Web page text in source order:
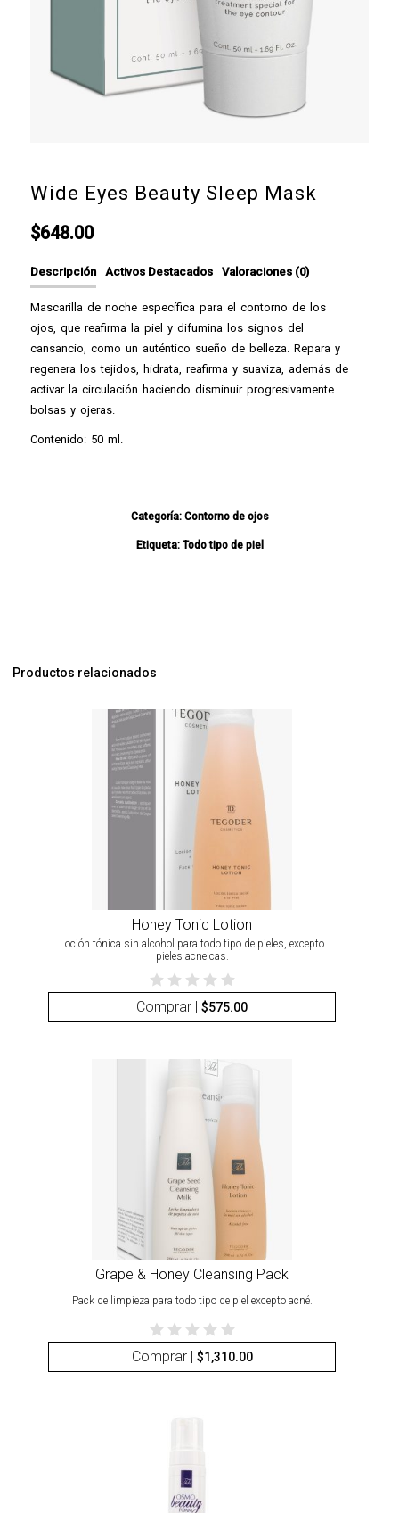
Wide Eyes Beauty Sleep Mask
$648.00
Descripción Activos Destacados Valoraciones (0)
Mascarilla de noche específica para el contorno de los
ojos, que reafirma la piel y difumina los signos del
cansancio, como un auténtico sueño de belleza. Repara y
regenera los tejidos, hidrata, reafirma y suaviza, además de
activar la circulación haciendo disminuir progresivamente
bolsas y ojeras.
Contenido: 50 ml.
Categoría: Contorno de ojos
Etiqueta: Todo tipo de piel
Productos relacionados
Honey Tonic Lotion
Loción tónica sin alcohol para todo tipo de pieles, excepto
pieles acneicas.
Comprar |$575.00
Grape & Honey Cleansing Pack
Pack de limpieza para todo tipo de piel excepto acné.
Comprar | $1,310.00